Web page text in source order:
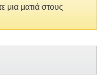
μια ματιά στους